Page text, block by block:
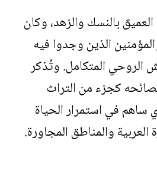
بالنسك والزهد، وكان
الذين وجدوا فيه
الروحي المتكامل. وتُذكر
كجزء من التراث
ساهم في استمرار الحياة
والمناطق المجاورة.